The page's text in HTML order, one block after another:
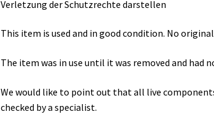
Verletzung der Schutzrechte darstellen
This item is used and in good condition. No
The item was in use until it was removed and had
We would like to point out that all live
checked by a specialist.